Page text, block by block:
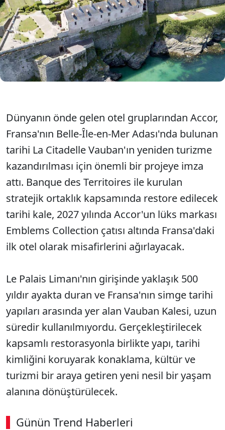
Accor, Fransa'daki tarihi La Citadelle Vauban
Kalesi'ni lüks turizme kazandırıyor. Proje,
2027'de Emblems Collection markasıyla
açılacak.
Dünyanın önde gelen otel gruplarından Accor,
Fransa'nın Belle-Île-en-Mer Adası'nda bulunan
tarihi La Citadelle Vauban'ın yeniden turizme
kazandırılması için önemli bir projeye imza
attı. Banque des Territoires ile kurulan
stratejik ortaklık kapsamında restore edilecek
tarihi kale, 2027 yılında Accor'un lüks markası
Emblems Collection çatısı altında Fransa'daki
ilk otel olarak misafirlerini ağırlayacak.
Le Palais Limanı'nın girişinde yaklaşık 500
yıldır ayakta duran ve Fransa'nın simge tarihi
yapıları arasında yer alan Vauban Kalesi, uzun
süredir kullanılmıyordu. Gerçekleştirilecek
kapsamlı restorasyonla birlikte yapı, tarihi
kimliğini koruyarak konaklama, kültür ve
turizmi bir araya getiren yeni nesil bir yaşam
alanına dönüştürülecek.
Günün Trend Haberleri